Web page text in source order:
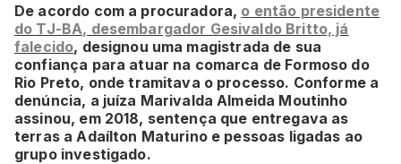
De acordo com a procuradora, o então presidente
do TJ-BA, desembargador Gesivaldo Britto, já
falecido, designou uma magistrada de sua
confiança para atuar na comarca de Formoso do
Rio Preto, onde tramitava o processo. Conforme a
denúncia, a juíza Marivalda Almeida Moutinho
assinou, em 2018, sentença que entregava as
terras a Adaílton Maturino e pessoas ligadas ao
grupo investigado.